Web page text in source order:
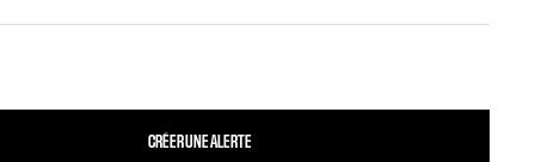
CRÉER UNE ALERTE